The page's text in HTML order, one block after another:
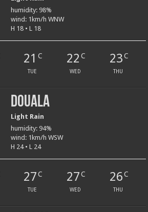
humidity: 98%
wind: 1km/h WNW
H 18 • L 18
21 C
TUE
22 C
WED
23C
THU
Douala
Light Rain
humidity: 94%
wind: 1km/h WSW
H 24 • L 24
27 C
TUE
27 C
WED
26C
THU